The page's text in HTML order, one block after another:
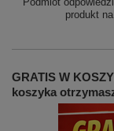
produkt
GRATIS W
koszyka